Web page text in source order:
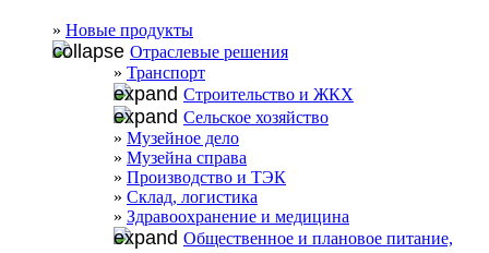
Новые продукты
Отраслевые решения
Транспорт
Строительство и ЖКХ
Сельское хозяйство
Музейное дело
Музейна справа
Производство и ТЭК
Склад, логистика
Здравоохранение и медицина
Общественное и плановое питание,